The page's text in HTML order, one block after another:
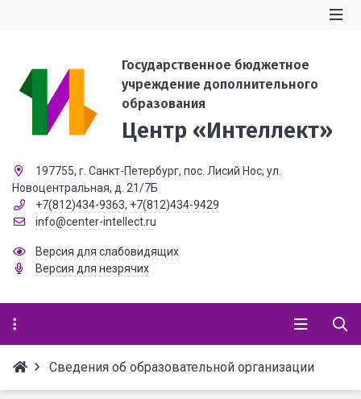
Государственное бюджетное
учреждение дополнительного
образования
Центр «Интеллект»
197755, г. Санкт-Петербург, пос. Лисий Нос, ул.
Новоцентральная, д. 21/7Б
+7(812)434-9363, +7(812)434-9429
info@center-intellect.ru
Версия для слабовидящих
Версия для незрячих
Сведения об образовательной организации